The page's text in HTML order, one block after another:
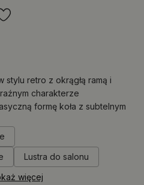
retro z okrągłą ramą i
charakterze
formę koła z subtelnym
Lustra do salonu
więcej